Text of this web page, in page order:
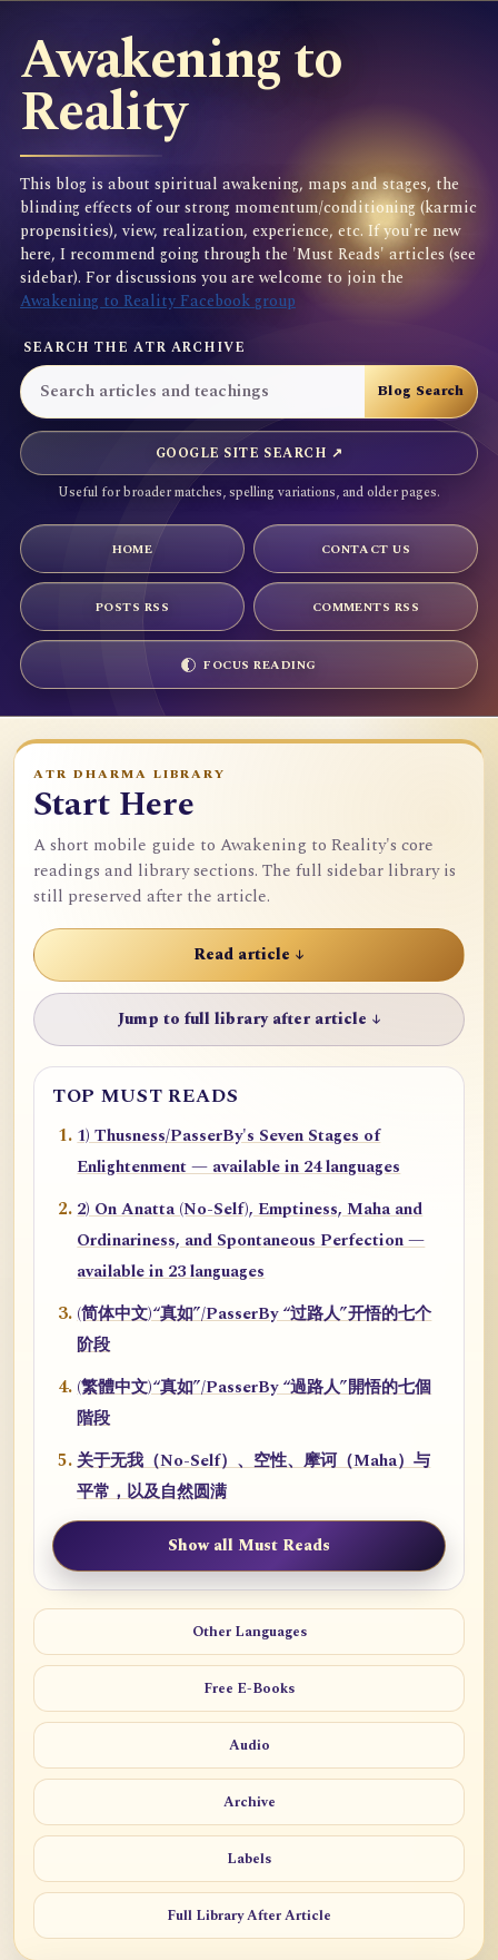
Awakening to
Reality
This blog is about spiritual awakening, maps and stages, the
blinding effects of our strong momentum/conditioning (karmic
propensities), view, realization, experience, etc. If you're new
here, I recommend going through the 'Must Reads' articles (see
sidebar). For discussions you are welcome to join the
Awakening to Reality Facebook group
SEARCH THE ATR ARCHIVE
GOOGLE SITE SEARCH ↗
Useful for broader matches, spelling variations, and older pages.
HOME CONTACT US
POSTS RSS COMMENTS RSS
FOCUS READING
ATR DHARMA LIBRARY
Start Here
A short mobile guide to Awakening to Reality's core
readings and library sections. The full sidebar library is
still preserved after the article.
Read article ↓
Jump to full library after article ↓
TOP MUST READS
1) Thusness/PasserBy's Seven Stages of
Enlightenment — available in 24 languages
2) On Anatta (No-Self), Emptiness, Maha and
Ordinariness, and Spontaneous Perfection —
available in 23 languages
(简体中文)“真如”/PasserBy “过路人”开悟的七个
阶段
(繁體中文)“真如”/PasserBy “過路人”開悟的七個
階段
关于无我（No-Self）、空性、摩诃（Maha）与
平常，以及自然圆满
Show all Must Reads
Other Languages
Free E-Books
Audio
Archive
Labels
Full Library After Article